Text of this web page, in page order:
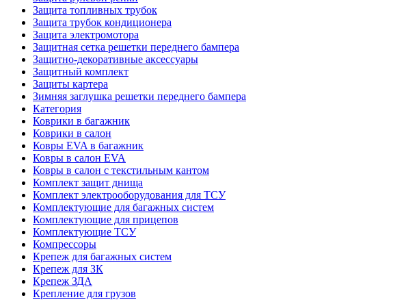
Защита топливных трубок
Защита трубок кондиционера
Защита электромотора
Защитная сетка решетки переднего бампера
Защитно-декоративные аксессуары
Защитный комплект
Защиты картера
Зимняя заглушка решетки переднего бампера
Категория
Коврики в багажник
Коврики в салон
Ковры EVA в багажник
Ковры в салон EVA
Ковры в салон с текстильным кантом
Комплект защит днища
Комплект электрооборудования для ТСУ
Комплектующие для багажных систем
Комплектующие для прицепов
Комплектующие ТСУ
Компрессоры
Крепеж для багажных систем
Крепеж для ЗК
Крепеж ЗДА
Крепление для грузов